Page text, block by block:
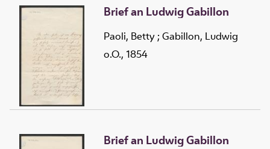
Brief an Ludwig Gabillon
Paoli, Betty ; Gabillon, Ludwig
o.O., 1854
Brief an Ludwig Gabillon